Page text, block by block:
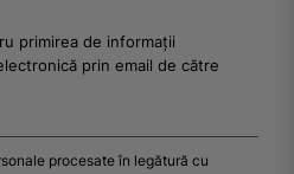
primirea de informații
prin email de către
procesate în legătură cu